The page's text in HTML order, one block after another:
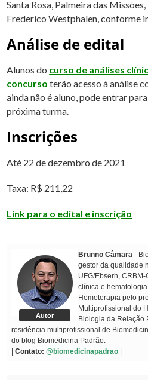
Santa Rosa, Palmeira das
Frederico Westphalen, conforme
Análise de edital
Alunos do curso de análises
concurso terão acesso à análise
ainda não é aluno, pode entrar
próxima turma.
Inscrições
Até 22 de dezembro de 2021
Taxa: R$ 211,22
Link para o edital e inscrição
Autor
Brunno Câmara -
gestor da qualidade
UFG/Ebserh,
clínica e
Hemoterapia pelo
Multiprofissional do
Biologia da Relação
residência multiprofissional de
do blog Biomedicina Padrão.
| Contato: @biomedicinapadrao |